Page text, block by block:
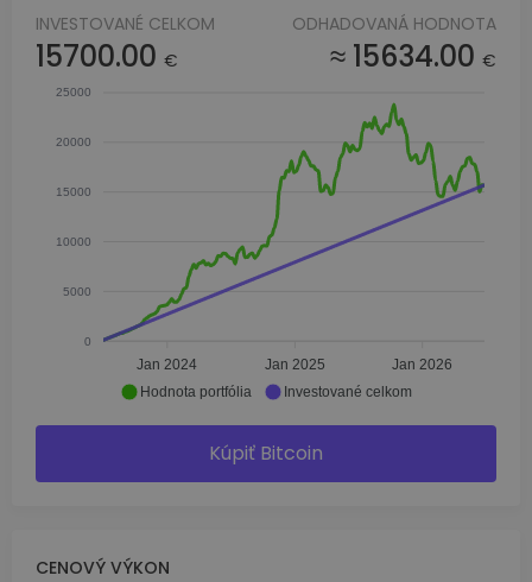
INVESTOVANÉ CELKOM
15700.00 €
ODHADOVANÁ HODNOTA
≈ 15634.00 €
25000
20000
15000
10000
5000
0
Jan 2024 Jan 2025 Jan 2026
Hodnota portfólia Investované celkom
Kúpiť Bitcoin
CENOVÝ VÝKON